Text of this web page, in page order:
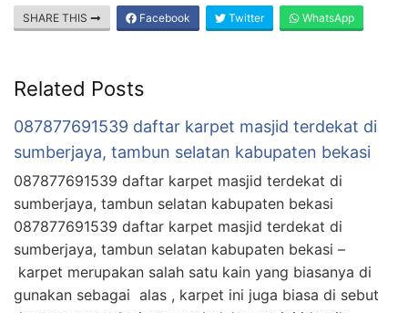
SHARE THIS Facebook Twitter WhatsApp
Related Posts
087877691539 daftar karpet masjid terdekat di
sumberjaya, tambun selatan kabupaten bekasi
087877691539 daftar karpet masjid terdekat di
sumberjaya, tambun selatan kabupaten bekasi
087877691539 daftar karpet masjid terdekat di
sumberjaya, tambun selatan kabupaten bekasi –
karpet merupakan salah satu kain yang biasanya di
gunakan sebagai alas , karpet ini juga biasa di sebut